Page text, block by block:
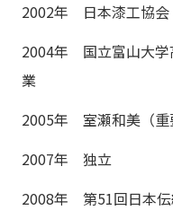
2002年 日本漆工協会
2004年 国立富山大学
業
2005年 室瀬和美（重
2007年 独立
2008年 第51回日本伝